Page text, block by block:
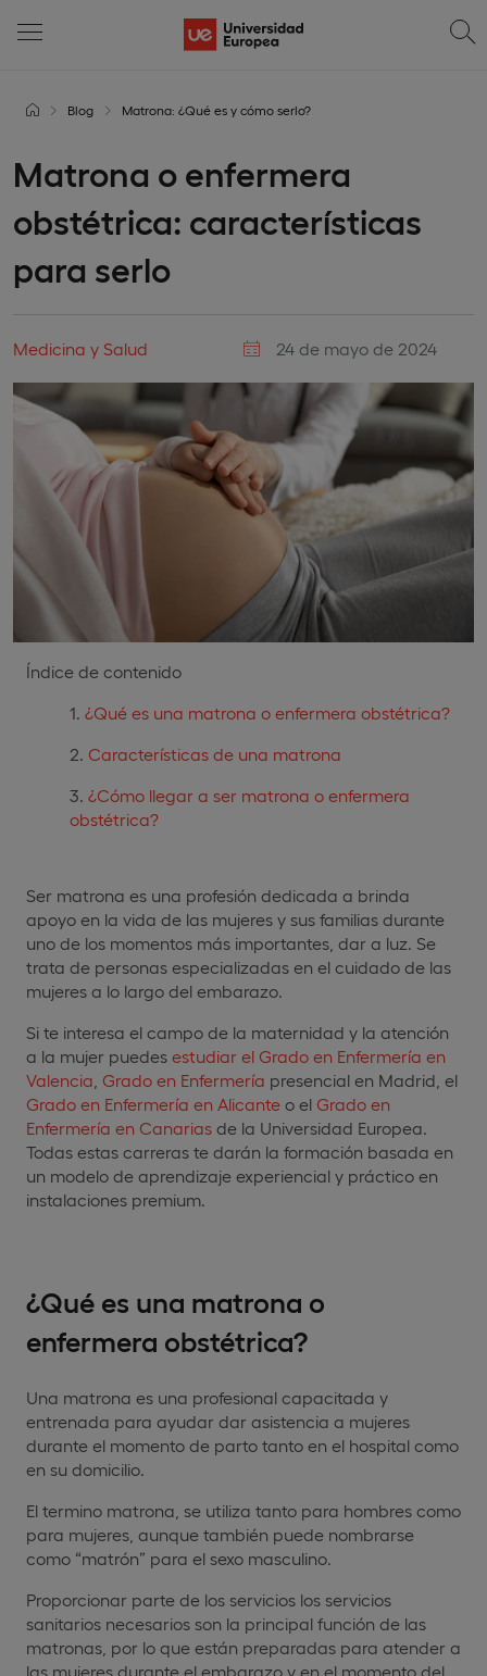
Blog Matrona: ¿Qué es y cómo serlo?
Matrona o enfermera
obstétrica: características
para serlo
Medicina y Salud 24 de mayo de 2024
Índice de contenido
¿Qué es una matrona o enfermera obstétrica?
Características de una matrona
¿Cómo llegar a ser matrona o enfermera
obstétrica?
Ser matrona es una profesión dedicada a brinda
apoyo en la vida de las mujeres y sus familias durante
uno de los momentos más importantes, dar a luz. Se
trata de personas especializadas en el cuidado de las
mujeres a lo largo del embarazo.
Si te interesa el campo de la maternidad y la atención
a la mujer puedes estudiar el Grado en Enfermería en
Valencia Grado en Enfermería presencial en Madrid, el
Grado en Enfermería en Alicante o el Grado en
Enfermería en Canarias de la Universidad Europea.
Todas estas carreras te darán la formación basada en
un modelo de aprendizaje experiencial y práctico en
instalaciones premium.
¿Qué es una matrona o
enfermera obstétrica?
Una matrona es una profesional capacitada y
entrenada para ayudar dar asistencia a mujeres
durante el momento de parto tanto en el hospital como
en su domicilio.
El termino matrona, se utiliza tanto para hombres como
para mujeres, aunque también puede nombrarse
como “matrón” para el sexo masculino.
Proporcionar parte de los servicios los servicios
sanitarios necesarios son la principal función de las
matronas, por lo que están preparadas para atender a
las mujeres durante el embarazo y en el momento del